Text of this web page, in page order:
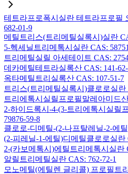
테트라프로폭시실란 테트라프로필
682-01-9
메틸트리스(트리메틸실록시)실란
5-헥세닐트리메톡시실란 CAS:
트리메틸실릴 아세테이트 CAS:
데카메틸테트라실록산 CAS: 141-
옥타메틸트리실록산 CAS: 107-51-7
트리스(트리메틸실록시)클로로실란
트리에톡시실릴프로필말레아미드
2-하이드록시-4-(3-트리에톡시실릴
79876-59-8
클로로-디메틸-(2-나프탈레닐-2-에
(2-피레닐-1-에틸)디메틸클로로실란
2-(카보메톡시)에틸트리메톡시실란
알릴트리메틸실란 CAS: 762-72-1
모노메틸(에틸렌 글리콜) 프로필트